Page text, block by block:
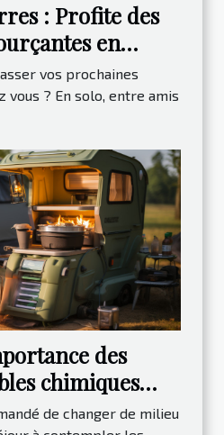
: Profite des
en
vos prochaines
vous ? En solo, entre amis
des
chimiques
?
de changer de milieu